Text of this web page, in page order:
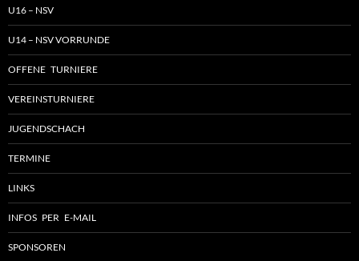
U16 – NSV
U14 – NSV VORRUNDE
OFFENE TURNIERE
VEREINSTURNIERE
JUGENDSCHACH
TERMINE
LINKS
INFOS PER E-MAIL
SPONSOREN